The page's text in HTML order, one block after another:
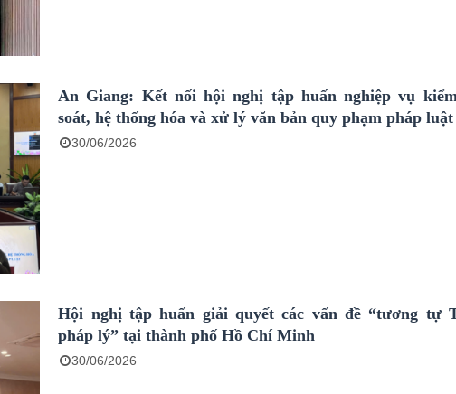
An Giang: Kết nối hội nghị tập huấn nghiệp vụ
soát, hệ thống hóa và xử lý văn bản quy phạm pháp luật
30/06/2026
Hội nghị tập huấn giải quyết các vấn đề “tương tự
pháp lý” tại thành phố Hồ Chí Minh
30/06/2026